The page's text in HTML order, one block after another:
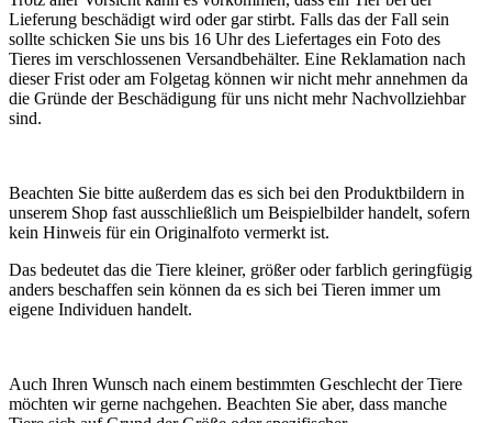
Lieferung beschädigt wird oder gar stirbt. Falls das der Fall sein
sollte schicken Sie uns bis 16 Uhr des Liefertages ein Foto des
Tieres im verschlossenen Versandbehälter. Eine Reklamation nach
dieser Frist oder am Folgetag können wir nicht mehr annehmen da
die Gründe der Beschädigung für uns nicht mehr Nachvollziehbar
sind.
Beachten Sie bitte außerdem das es sich bei den Produktbildern in
unserem Shop fast ausschließlich um Beispielbilder handelt, sofern
kein Hinweis für ein Originalfoto vermerkt ist.
Das bedeutet das die Tiere kleiner, größer oder farblich geringfügig
anders beschaffen sein können da es sich bei Tieren immer um
eigene Individuen handelt.
Auch Ihren Wunsch nach einem bestimmten Geschlecht der Tiere
möchten wir gerne nachgehen. Beachten Sie aber, dass manche